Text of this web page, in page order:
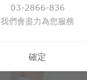
03-2866-836
我們會盡力為您服務
確定